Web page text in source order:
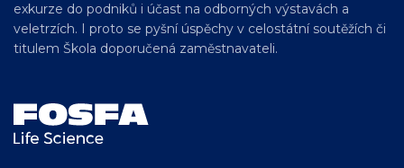
exkurze do podniků i účast na odborných výstavách a
veletrzích. I proto se pyšní úspěchy v celostátní soutěžích či
titulem Škola doporučená zaměstnavateli.